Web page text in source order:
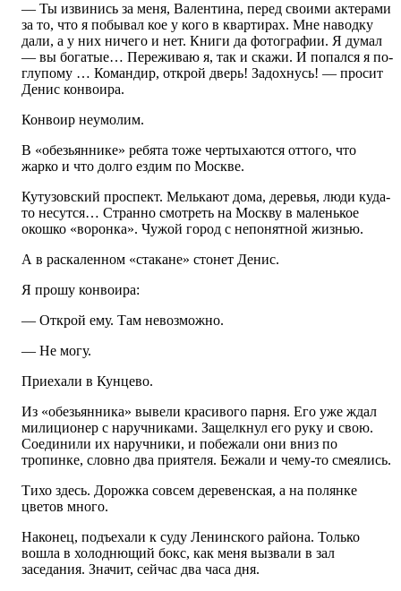
— Ты извинись за меня, Валентина, перед своими актерами
за то, что я побывал кое у кого в квартирах. Мне наводку
дали, а у них ничего и нет. Книги да фотографии. Я думал
— вы богатые… Переживаю я, так и скажи. И попался я по-
глупому … Командир, открой дверь! Задохнусь! — просит
Денис конвоира.
Конвоир неумолим.
В «обезьяннике» ребята тоже чертыхаются оттого, что
жарко и что долго ездим по Москве.
Кутузовский проспект. Мелькают дома, деревья, люди куда-
то несутся… Странно смотреть на Москву в маленькое
окошко «воронка». Чужой город с непонятной жизнью.
А в раскаленном «стакане» стонет Денис.
Я прошу конвоира:
— Открой ему. Там невозможно.
— Не могу.
Приехали в Кунцево.
Из «обезьянника» вывели красивого парня. Его уже ждал
милиционер с наручниками. Защелкнул его руку и свою.
Соединили их наручники, и побежали они вниз по
тропинке, словно два приятеля. Бежали и чему-то смеялись.
Тихо здесь. Дорожка совсем деревенская, а на полянке
цветов много.
Наконец, подъехали к суду Ленинского района. Только
вошла в холоднющий бокс, как меня вызвали в зал
заседания. Значит, сейчас два часа дня.